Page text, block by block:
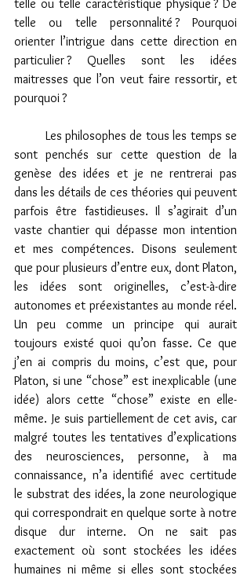
telle ou telle caractéristique physique ? De
telle ou telle personnalité ? Pourquoi
orienter l’intrigue dans cette direction en
particulier ? Quelles sont les idées
maitresses que l’on veut faire ressortir, et
pourquoi ?
sont penchés sur cette question de la
genèse des idées et je ne rentrerai pas
dans les détails de ces théories qui peuvent
parfois être fastidieuses. Il s’agirait d’un
vaste chantier qui dépasse mon intention
et mes compétences. Disons seulement
que pour plusieurs d’entre eux, dont Platon,
les idées sont originelles, c’est-à-dire
autonomes et préexistantes au monde réel.
Un peu comme un principe qui aurait
toujours existé quoi qu’on fasse. Ce que
j’en ai compris du moins, c’est que, pour
Platon, si une “chose” est inexplicable (une
idée) alors cette “chose” existe en elle-
même. Je suis partiellement de cet avis, car
malgré toutes les tentatives d’explications
des neurosciences, personne, à ma
connaissance, n’a identifié avec certitude
le substrat des idées, la zone neurologique
qui correspondrait en quelque sorte à notre
disque dur interne. On ne sait pas
exactement où sont stockées les idées
humaines ni même si elles sont stockées